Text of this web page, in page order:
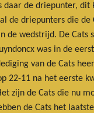
daar de driepunter, dit
de driepunters die
de wedstrijd. De Cats
was in de
van de Cats
22-11 na het eerste
zijn de Cats die nu
de Cats het